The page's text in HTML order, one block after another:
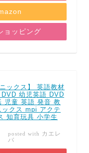
ョッピング
ックス】 英語教材
幼児英語 DVD
児童 英語 発音 教
クス mpi アクテ
知育玩具 小学生
posted with カエレ
バ